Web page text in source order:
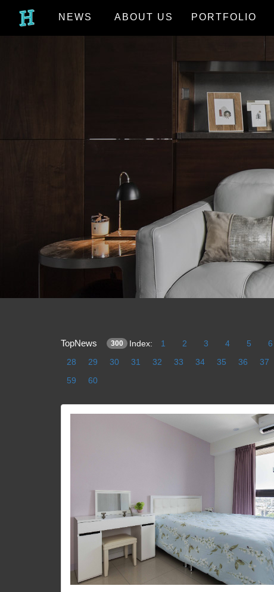
NEWS ABOUT US PORTFOLIO
TopNews 300 Index: 1 2 3 4 5 6
28
29 30 31 32 33 34 35 36 37
59
60